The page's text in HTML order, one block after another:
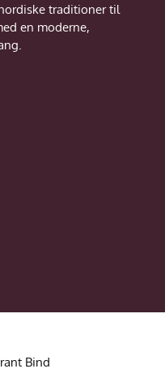
traditioner til
en moderne,
Bind